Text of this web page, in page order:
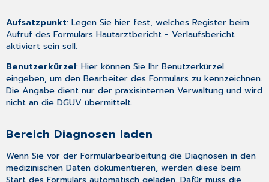
Aufsatzpunkt: Legen Sie hier fest, welches Register beim
Aufruf des FormularsHautarztbericht - Verlaufsbericht
aktiviert sein soll.
Benutzerkürzel: Hier können Sie Ihr Benutzerkürzel
eingeben, um den Bearbeiter des Formulars zu kennzeichnen.
Die Angabe dient nur der praxisinternen Verwaltung und wird
nicht an die DGUV übermittelt.
Bereich Diagnosen laden
Wenn Sie vor der Formularbearbeitung die Diagnosen in den
medizinischen Daten dokumentieren, werden diese beim
Start des Formulars automatisch geladen. Dafür muss die